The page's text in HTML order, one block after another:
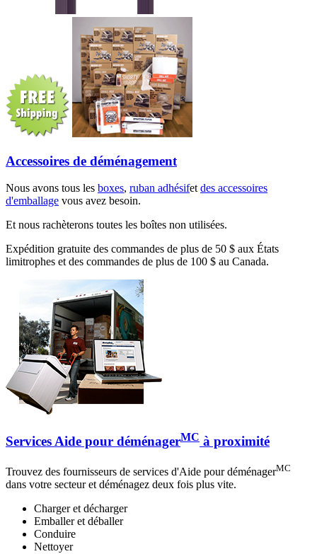
Accessoires de déménagement
Nous avons tous les boxes, ruban adhésifetdes accessoires
d'emballage vous avez besoin.
Et nous rachèterons toutes les boîtes non utilisées.
Expédition gratuite des commandes de plus de 50 $ aux États
limitrophes et des commandes de plus de 100 $ au Canada.
Services Aide pour déménagerMC à proximité
Trouvez des fournisseurs de services d'Aide pour déménagerMC
dans votre secteur et déménagez deux fois plus vite.
Charger et décharger
Emballer et déballer
Conduire
Nettoyer